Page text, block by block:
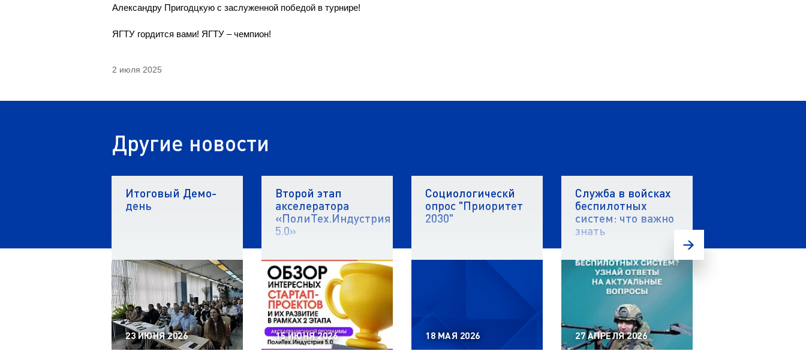
Александру Пригодцкую с заслуженной победой в турнире!
ЯГТУ гордится вами! ЯГТУ – чемпион!
2 июля 2025
Другие новости
Итоговый Демо-
день
23 ИЮНЯ 2026
Второй этап
акселератора
«ПолиТех.Индустрия
5.0»
15 ИЮНЯ 2026
Социологическй
опрос "Приоритет
2030"
18 МАЯ 2026
Служба в войсках
беспилотных
систем: что важно
знать
27 АПРЕЛЯ 2026